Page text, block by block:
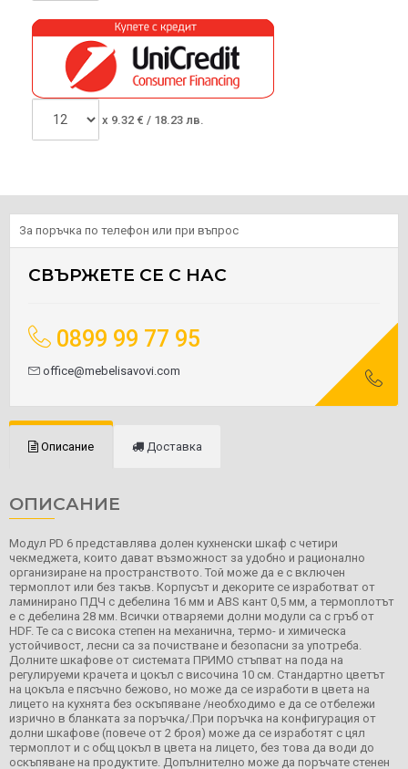
x 9.32 € / 18.23 лв.
За поръчка по телефон или при въпрос
СВЪРЖЕТЕ СЕ С НАС
0899 99 77 95
office@mebelisavovi.com
Описание Доставка
ОПИСАНИЕ
Модул PD 6 представлява долен кухненски шкаф с четири
чекмеджета, които дават възможност за удобно и рационално
организиране на пространството. Той може да е с включен
термоплот или без такъв. Корпусът и декорите се изработват от
ламинирано ПДЧ с дебелина 16 мм и ABS кант 0,5 мм, а термоплотът
е с дебелина 28 мм. Всички отваряеми долни модули са с гръб от
HDF. Те са с висока степен на механична, термо- и химическа
устойчивост, лесни са за почистване и безопасни за употреба.
Долните шкафове от системата ПРИМО стъпват на пода на
регулируеми крачета и цокъл с височина 10 см. Стандартно цветът
на цокъла е пясъчно бежово, но може да се изработи в цвета на
лицето на кухнята без оскъпяване /необходимо е да се отбележи
изрично в бланката за поръчка/.При поръчка на конфигурация от
долни шкафове (повече от 2 броя) може да се изработят с цял
термоплот и с общ цокъл в цвета на лицето, без това да води до
оскъпяване на продуктите. Допълнително може да поръчате стенен